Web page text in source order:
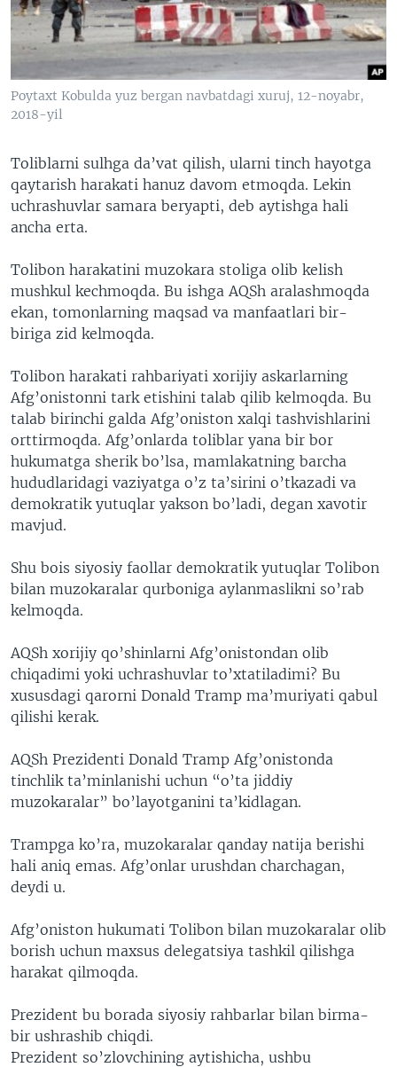
VIDEO
XABARLAR SURATLARDA
ODNOKLASSNIKI
TELEGRAM
TWITTER
SOUNDCLOUD
VOA
Poytaxt Kobulda yuz bergan navbatdagi xuruj, 12-noyabr,
2018-yil
Toliblarni sulhga da’vat qilish, ularni tinch hayotga
qaytarish harakati hanuz davom etmoqda. Lekin
uchrashuvlar samara beryapti, deb aytishga hali
ancha erta.
Tolibon harakatini muzokara stoliga olib kelish
mushkul kechmoqda. Bu ishga AQSh aralashmoqda
ekan, tomonlarning maqsad va manfaatlari bir-
biriga zid kelmoqda.
Tolibon harakati rahbariyati xorijiy askarlarning
Afg’onistonni tark etishini talab qilib kelmoqda. Bu
talab birinchi galda Afg’oniston xalqi tashvishlarini
orttirmoqda. Afg’onlarda toliblar yana bir bor
hukumatga sherik bo’lsa, mamlakatning barcha
hududlaridagi vaziyatga o’z ta’sirini o’tkazadi va
demokratik yutuqlar yakson bo’ladi, degan xavotir
mavjud.
Shu bois siyosiy faollar demokratik yutuqlar Tolibon
bilan muzokaralar qurboniga aylanmaslikni so’rab
kelmoqda.
AQSh xorijiy qo’shinlarni Afg’onistondan olib
chiqadimi yoki uchrashuvlar to’xtatiladimi? Bu
xususdagi qarorni Donald Tramp ma’muriyati qabul
qilishi kerak.
AQSh Prezidenti Donald Tramp Afg’onistonda
tinchlik ta’minlanishi uchun “o’ta jiddiy
muzokaralar” bo’layotganini ta’kidlagan.
Trampga ko’ra, muzokaralar qanday natija berishi
hali aniq emas. Afg’onlar urushdan charchagan,
deydi u.
Afg’oniston hukumati Tolibon bilan muzokaralar olib
borish uchun maxsus delegatsiya tashkil qilishga
harakat qilmoqda.
Prezident bu borada siyosiy rahbarlar bilan birma-
bir ushrashib chiqdi.
Prezident so’zlovchining aytishicha, ushbu